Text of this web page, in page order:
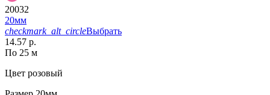
20032
20мм
checkmark_alt_circleВыбрать
14.57 р.
По 25 м
Цвет розовый